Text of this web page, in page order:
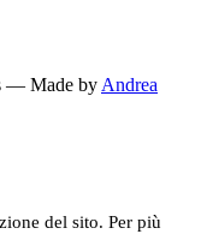
— Made by Andrea
del sito. Per più